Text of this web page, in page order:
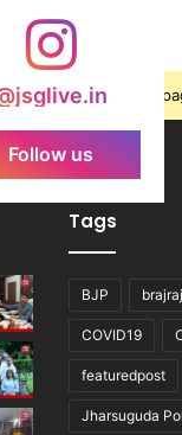
Follow us
the Theme options
Tags
BJP
COVID19
featuredpost
Jharsuguda